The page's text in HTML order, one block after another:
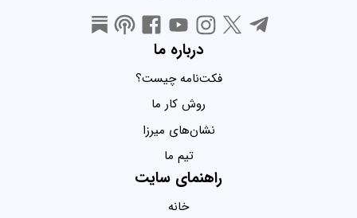
درباره ما
فکت‌نامه چیست؟
روش کار ما
نشان‌های میرزا
تیم ما
راهنمای سایت
خانه